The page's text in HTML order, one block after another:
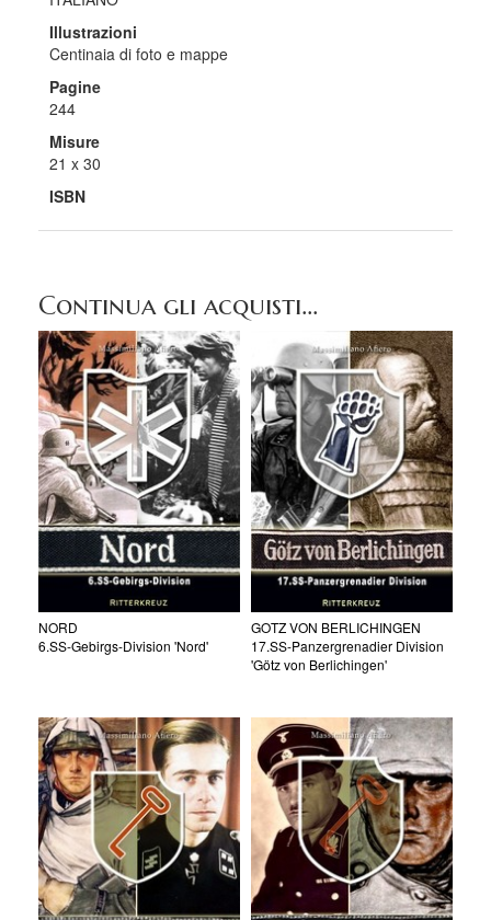
Illustrazioni
Centinaia di foto e mappe
Pagine
244
Misure
21 x 30
ISBN
Continua gli acquisti...
NORD
6.SS-Gebirgs-Division 'Nord'
GOTZ VON BERLICHINGEN
17.SS-Panzergrenadier Division
'Götz von Berlichingen'